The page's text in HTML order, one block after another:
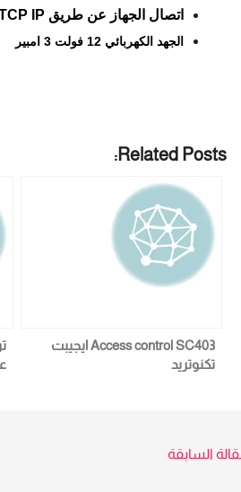
اتصال الجهاز عن طريق USB host , RS232-485, TCP IP
الجهد الكهربائي 12 فولت 3 امبير
Related Posts:
Access control SC403 ايجيبت
تكنوتريد
السابقة